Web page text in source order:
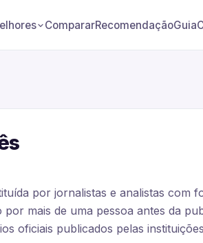
CompararRecomendaçãoGuia
por jornalistas e analistas com
mais de uma pessoa antes da
oficiais publicados pelas